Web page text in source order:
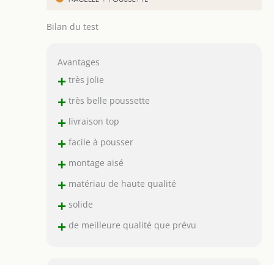
Bilan du test
Avantages
+très jolie
+très belle poussette
+livraison top
+facile à pousser
+montage aisé
+matériau de haute qualité
+solide
+de meilleure qualité que prévu